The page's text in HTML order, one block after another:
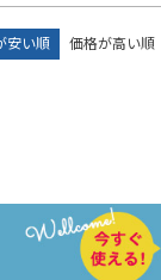
安い順 価格が高い順